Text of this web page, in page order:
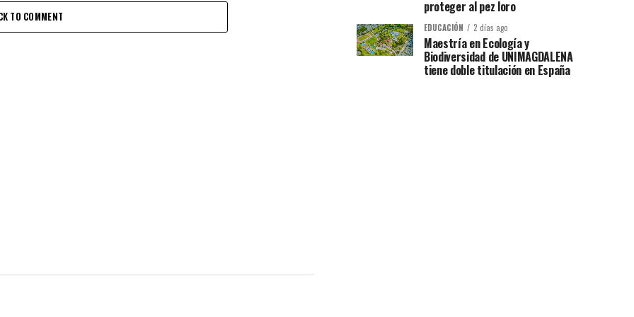
TO COMMENT
proteger al pez loro
EDUCACIÓN 2 días ago
Maestría en Ecología y
Biodiversidad de UNIMAGDALENA
tiene doble titulación en España